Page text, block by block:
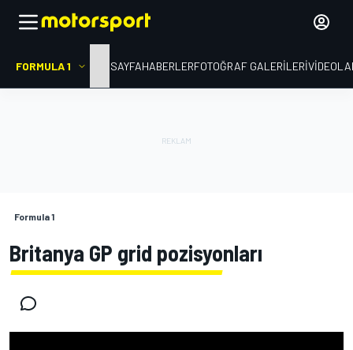
FORMULA 1 ANA SAYFAHABERLERFOTOĞRAF GALERILERI
Formula 1
Britanya GP grid pozisyonları